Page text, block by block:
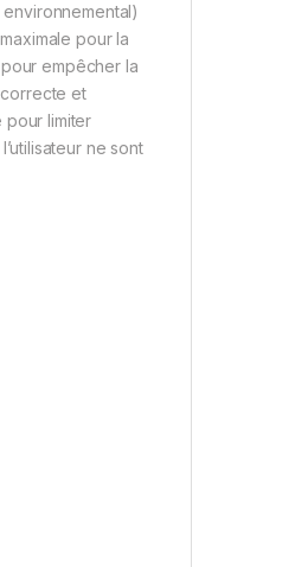
pour la
empêcher la
et
pour limiter
ne sont